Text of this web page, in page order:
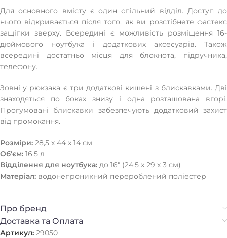
Для основного вмісту є один спільний відділ. Доступ до
нього відкривається після того, як ви розстібнете фастекс
защіпки зверху. Всередині є можливість розміщення 16-
дюймового ноутбука і додаткових аксесуарів. Також
всередині достатньо місця для блокнота, підручника,
телефону.
Зовні у рюкзака є три додаткові кишені з блискавками. Дві
знаходяться по боках знизу і одна розташована вгорі.
Прогумовані блискавки забезпечують додатковий захист
від промокання.
Розміри: 28,5 x 44 x 14 см
Об'єм: 16,5 л
Відділення для ноутбука: до 16" (24.5 x 29 x 3 см)
Матеріал: водонепроникний перероблений поліестер
Про бренд
Доставка та Оплата
Артикул: 29050